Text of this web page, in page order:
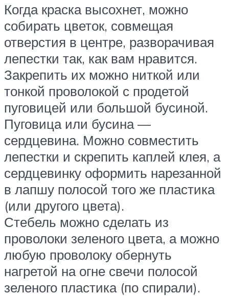
Когда краска высохнет, можно
собирать цветок, совмещая
отверстия в центре, разворачивая
лепестки так, как вам нравится.
Закрепить их можно ниткой или
тонкой проволокой с продетой
пуговицей или большой бусиной.
Пуговица или бусина —
сердцевина. Можно совместить
лепестки и скрепить каплей клея, а
сердцевинку оформить нарезанной
в лапшу полосой того же пластика
(или другого цвета).
Стебель можно сделать из
проволоки зеленого цвета, а можно
любую проволоку обернуть
нагретой на огне свечи полосой
зеленого пластика (по спирали).